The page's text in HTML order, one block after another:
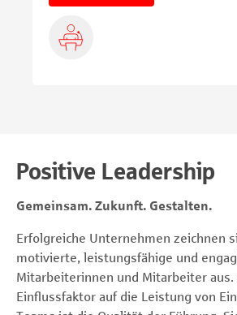
Positive Leadership
Gemeinsam. Zukunft. Gestalten.
Erfolgreiche Unternehmen zeichnen
motivierte, leistungsfähige und
Mitarbeiterinnen und Mitarbeiter aus.
Einflussfaktor auf die Leistung von